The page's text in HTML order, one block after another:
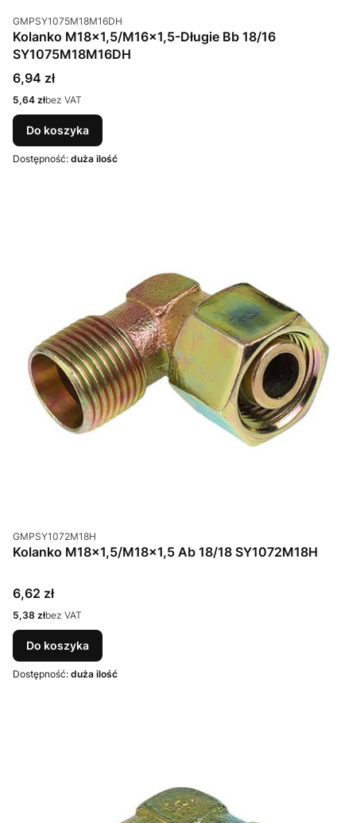
Kod produktu
GMPSY1075M18M16DH
Kolanko M18x1,5/M16x1,5-Długie Bb 18/16
SY1075M18M16DH
Cena
6,94 zł
Cena
5,64 złbez VAT
Do koszyka
Dostępność: duża ilość
Kod produktu
GMPSY1072M18H
Kolanko M18x1,5/M18x1,5 Ab 18/18 SY1072M18H
Cena
6,62 zł
Cena
5,38 złbez VAT
Do koszyka
Dostępność: duża ilość